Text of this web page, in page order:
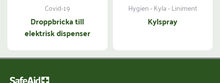
Covid-19
Droppbricka till
elektrisk dispenser
Hygien - Kyla - Liniment
Kylspray